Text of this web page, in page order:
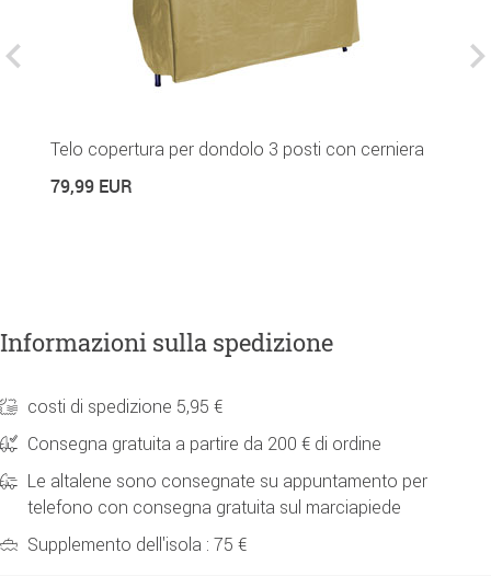
Telo copertura per dondolo 3 posti con cerniera
79,99 EUR
Informazioni sulla spedizione
costi di spedizione 5,95 €
Consegna gratuita a partire da 200 € di ordine
Le altalene sono consegnate su appuntamento per
telefono con consegna gratuita sul marciapiede
Supplemento dell'isola : 75 €